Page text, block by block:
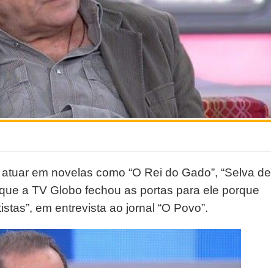
em novelas como “O Rei do Gado”, “Selva de
a TV Globo fechou as portas para ele porque
em entrevista ao jornal “O Povo”.